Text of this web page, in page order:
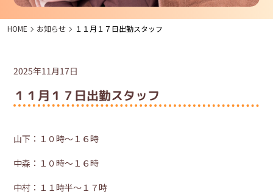
HOME お知らせ １１月１７日出勤スタッフ
2025年11月17日
１１月１７日出勤スタッフ
山下：１０時～１６時
中森：１０時～１６時
中村：１１時半～１７時